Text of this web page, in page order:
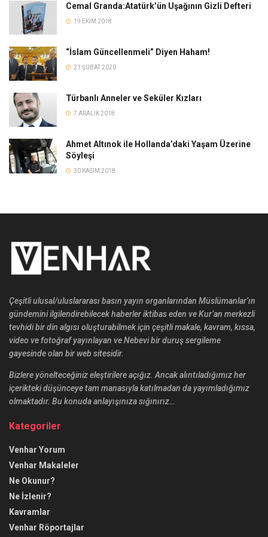
Cemal Granda:Atatürk’ün Uşağının Gizli Defteri
19 EKIM 2018
“İslam Güncellenmeli” Diyen Haham!
21 ŞUBAT 2020
Türbanlı Anneler ve Seküler Kızları
7 ARALIK 2018
Ahmet Altınok ile Hollanda’daki Yaşam Üzerine
Söyleşi
30 KASIM 2018
Çeşitli ulusal/uluslararası basın yayın organlarından Müslümanlar’ın
gündemini ilgilendirebilecek haberler iktibas eden ve Kur’an merkezli
tevhidi bir din algısı oluşturabilmek için çeşitli makale, kavram, kıssa,
video ve fotoğraf yayınlayan ve Nebevi bir duruş sergileme
gayesinde olan bir web sitesidir.
Bizlere yönelteceğiniz eleştirilere açığız. Ancak alıntıladığımız her
içerikteki düşünceye tam manasıyla katılmadan da yayımladığımız
olmaktadır. Bu konuda anlayışınıza sığınırız…
Kategoriler
Venhar Yorum
Venhar Makaleler
Ne Okunur?
Ne İzlenir?
Kavramlar
Venhar Röportajlar